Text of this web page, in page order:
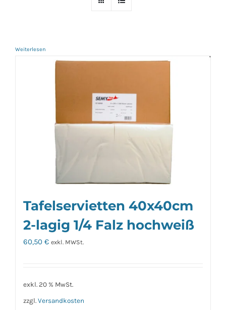
Weiterlesen
Tafelservietten 40x40cm
2-lagig 1/4 Falz hochweiß
60,50 € exkl. MWSt.
exkl. 20 % MwSt.
zzgl. Versandkosten